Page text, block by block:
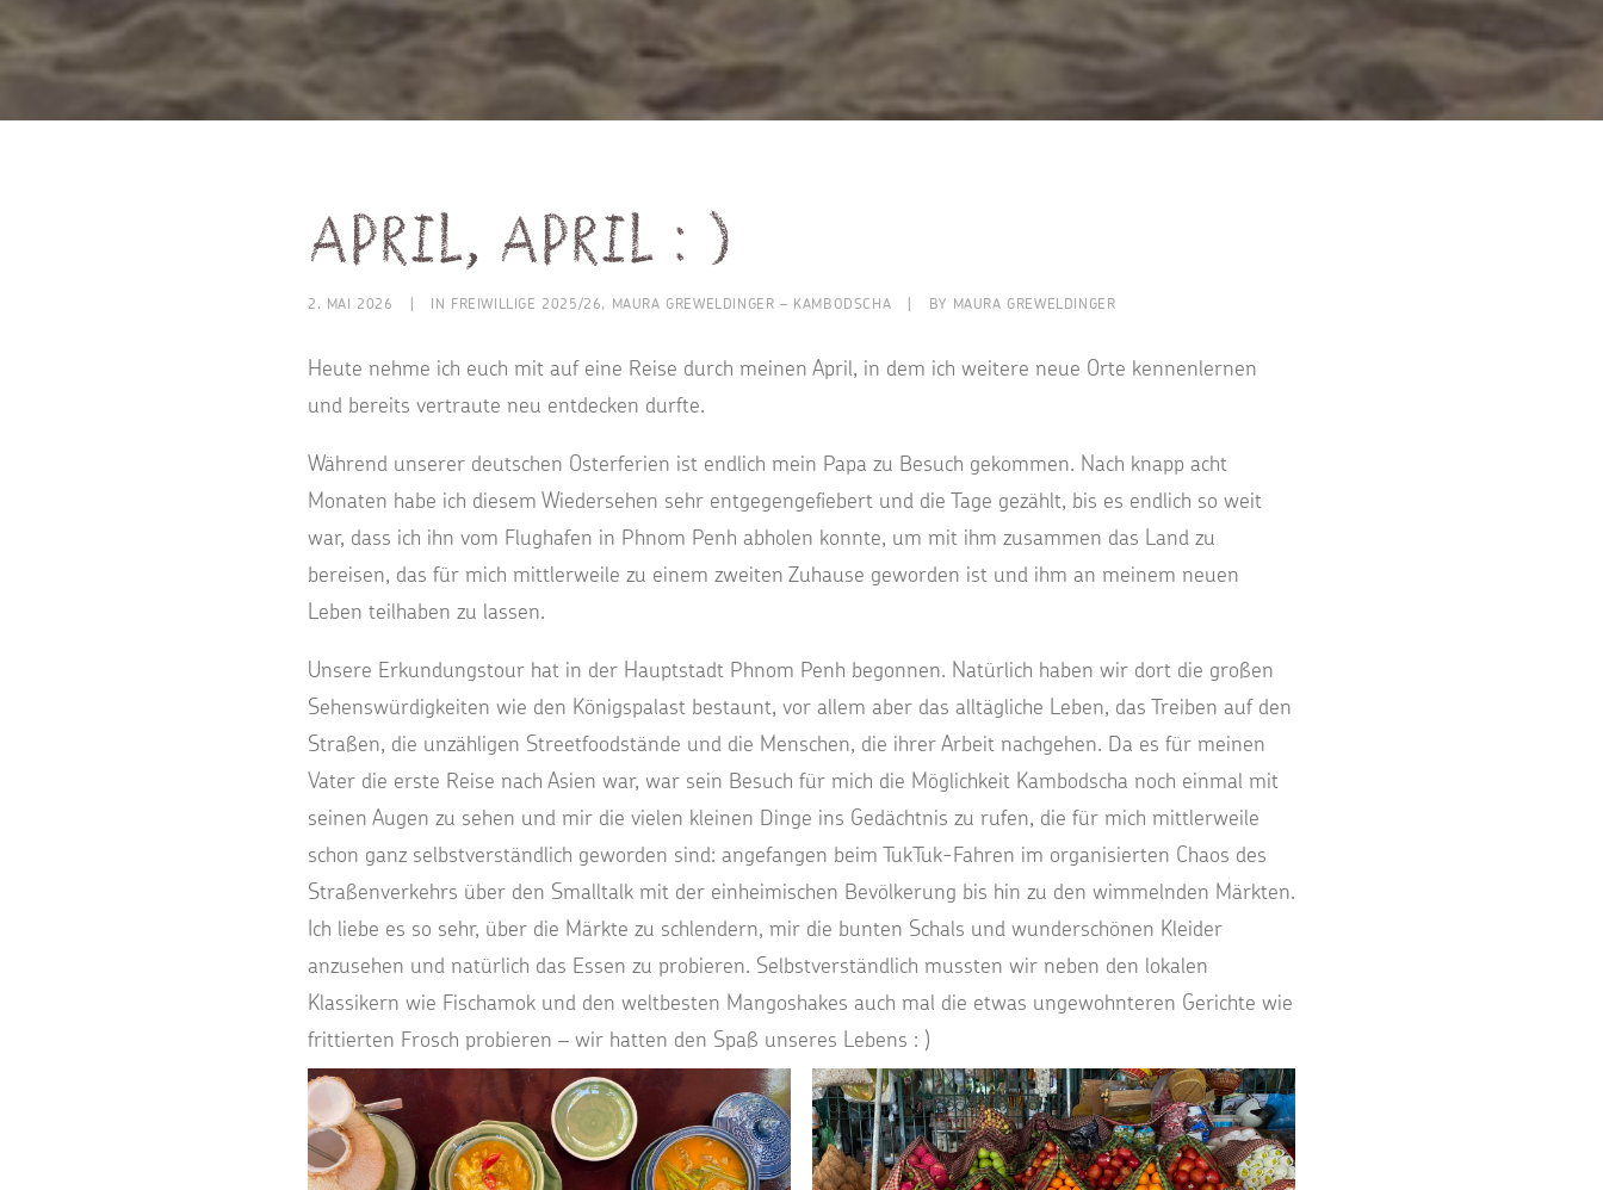
April, April : )
2. MAI 2026 IN FREIWILLIGE 2025/26, MAURA GREWELDINGER – KAMBODSCHA BY MAURA GREWELDINGER
Heute nehme ich euch mit auf eine Reise durch meinen April, in dem ich weitere neue Orte kennenlernen
und bereits vertraute neu entdecken durfte.
Während unserer deutschen Osterferien ist endlich mein Papa zu Besuch gekommen. Nach knapp acht
Monaten habe ich diesem Wiedersehen sehr entgegengefiebert und die Tage gezählt, bis es endlich so weit
war, dass ich ihn vom Flughafen in Phnom Penh abholen konnte, um mit ihm zusammen das Land zu
bereisen, das für mich mittlerweile zu einem zweiten Zuhause geworden ist und ihm an meinem neuen
Leben teilhaben zu lassen.
Unsere Erkundungstour hat in der Hauptstadt Phnom Penh begonnen. Natürlich haben wir dort die großen
Sehenswürdigkeiten wie den Königspalast bestaunt, vor allem aber das alltägliche Leben, das Treiben auf den
Straßen, die unzähligen Streetfoodstände und die Menschen, die ihrer Arbeit nachgehen. Da es für meinen
Vater die erste Reise nach Asien war, war sein Besuch für mich die Möglichkeit Kambodscha noch einmal mit
seinen Augen zu sehen und mir die vielen kleinen Dinge ins Gedächtnis zu rufen, die für mich mittlerweile
schon ganz selbstverständlich geworden sind: angefangen beim TukTuk-Fahren im organisierten Chaos des
Straßenverkehrs über den Smalltalk mit der einheimischen Bevölkerung bis hin zu den wimmelnden Märkten.
Ich liebe es so sehr, über die Märkte zu schlendern, mir die bunten Schals und wunderschönen Kleider
anzusehen und natürlich das Essen zu probieren. Selbstverständlich mussten wir neben den lokalen
Klassikern wie Fischamok und den weltbesten Mangoshakes auch mal die etwas ungewohnteren Gerichte wie
frittierten Frosch probieren – wir hatten den Spaß unseres Lebens : )